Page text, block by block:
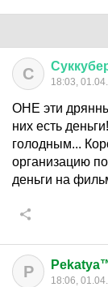
С 18:03,
ОНЕ эти
них есть
голодным...
организацию
деньги на
P 18:06,